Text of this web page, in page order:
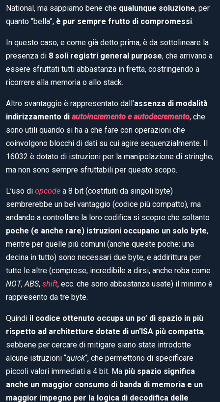
National, ma sappiamo bene che qualunque soluzione, per
quanto “bella”, è pur sempre frutto di compromessi.
In questo caso, e come già detto prima, è da sottolineare la
presenza di 8 soli registri general purpose, che arrivano a
essere sfruttati tutti abbastanza in fretta, costringendo a
ricorrere alla memoria o allo stack.
Altro svantaggio è rappresentato dall’assenza di modalità
indirizzamento di autoincremento e autodecremento, che
sono utili quando si ha a che fare con operazioni che
coinvolgono blocchi di dati su cui agire sequenzialmente. Il
16032 è dotato di istruzioni per la manipolazione di stringhe,
ma non sono sempre sfruttabili per questo scopo.
L’uso di opcode a 8 bit (costituiti da singoli byte)
sembrerebbe un bel vantaggio (codice più compatto), ma
andando a controllare la loro codifica si scopre che soltanto
poche (e anche rare) istruzioni occupano un solo byte,
mentre per quelle più comuni (anche queste poche: una
decina in tutto) sono necessari due byte, e addirittura per
tutte le altre (comprese, incredibile a dirsi, anche roba come
NOT, ABS, shift, ecc. che sono abbastanza usate) il minimo è
rappresento da tre byte.
Quindi il codice ottenuto occupa un po’ di spazio in più
rispetto ad architetture dotate di un’ISA più compatta,
sebbene per cercare di mitigare siano state introdotte
alcune istruzioni “quick“, che permettono di specificare
piccoli valori immediati a 4 bit. Ma più spazio significa
anche un maggior consumo di banda di memoria e un
maggior impegno per la logica di decodifica delle